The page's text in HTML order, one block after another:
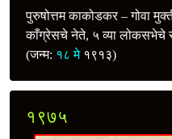
पुरुषोत्तम काकोडकर – गोवा
काँग्रेसचे नेते, ५ व्या लोकसभेचे
(जन्म: १८ मे१९१३)
१९७५